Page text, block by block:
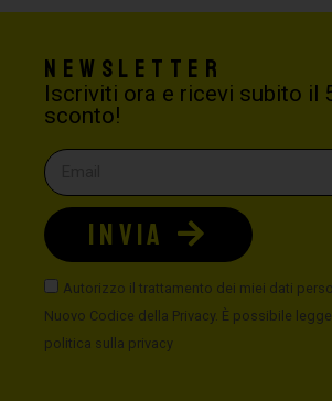
Newsletter
Iscriviti ora e ricevi subito il
sconto!
Autorizzo il trattamento dei miei dati
Nuovo Codice della Privacy. È possibile
politica sulla privacy
INVIA